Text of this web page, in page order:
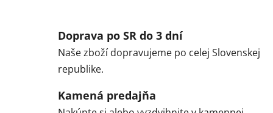
Doprava po SR do 3 dní
Naše zboží dopravujeme po celej Slovenskej
republike.
Kamená predajňa